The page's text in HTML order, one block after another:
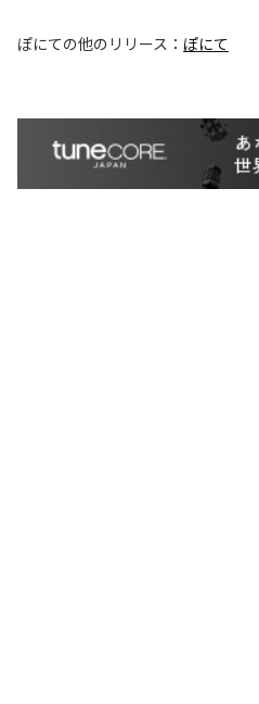
ぽにての他のリリース： ぽにて